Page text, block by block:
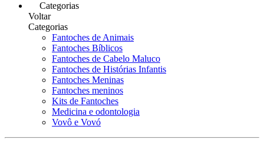
Categorias
Voltar
Categorias
Fantoches de Animais
Fantoches Bíblicos
Fantoches de Cabelo Maluco
Fantoches de Histórias Infantis
Fantoches Meninas
Fantoches meninos
Kits de Fantoches
Medicina e odontologia
Vovô e Vovó